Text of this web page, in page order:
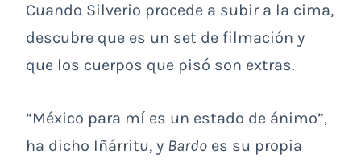
Cuando Silverio procede a subir a la cima,
descubre que es un set de filmación y
que los cuerpos que pisó son extras.
“México para mí es un estado de ánimo”,
ha dicho Iñárritu, y Bardo es su propia